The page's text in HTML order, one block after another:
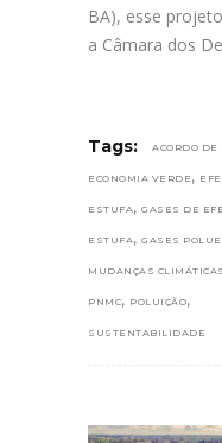
BA), esse
a Câmara dos
Tags: ACORDO DE
ECONOMIA VERDE ,
ESTUFA , GASES DE
ESTUFA , GASES
MUDANÇAS CLIMÁTICAS
PNMC, POLUIÇÃO,
SUSTENTABILIDADE